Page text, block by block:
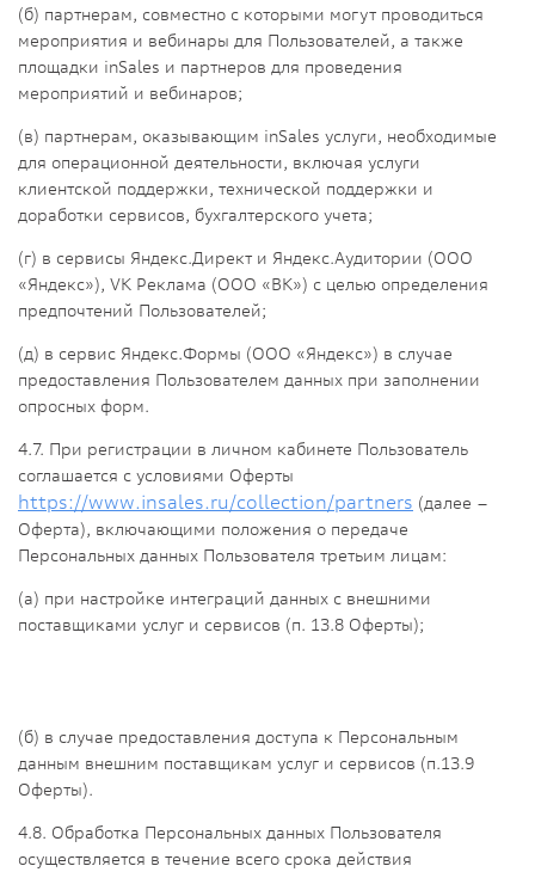
(б) партнерам, совместно с которыми могут проводиться
мероприятия и вебинары для Пользователей, а также
площадки inSales и партнеров для проведения
мероприятий и вебинаров;
(в) партнерам, оказывающим inSales услуги, необходимые
для операционной деятельности, включая услуги
клиентской поддержки, технической поддержки и
доработки сервисов, бухгалтерского учета;
(г) в сервисы Яндекс.Директ и Яндекс.Аудитории (ООО
«Яндекс»), VK Реклама (ООО «ВК») с целью определения
предпочтений Пользователей;
(д) в сервис Яндекс.Формы (ООО «Яндекс») в случае
предоставления Пользователем данных при заполнении
опросных форм.
4.7. При регистрации в личном кабинете Пользователь
соглашается с условиями Оферты
https://www.insales.ru/collection/partners (далее –
Оферта), включающими положения о передаче
Персональных данных Пользователя третьим лицам:
(а) при настройке интеграций данных с внешними
поставщиками услуг и сервисов (п. 13.8 Оферты);
(б) в случае предоставления доступа к Персональным
данным внешним поставщикам услуг и сервисов (п.13.9
Оферты).
4.8. Обработка Персональных данных Пользователя
осуществляется в течение всего срока действия